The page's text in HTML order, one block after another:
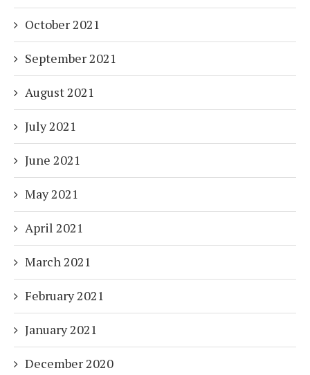
October 2021
September 2021
August 2021
July 2021
June 2021
May 2021
April 2021
March 2021
February 2021
January 2021
December 2020